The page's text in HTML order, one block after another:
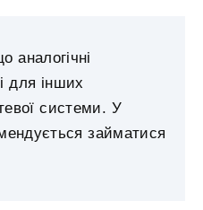
аналогічні
для інших
системи. У
займатися